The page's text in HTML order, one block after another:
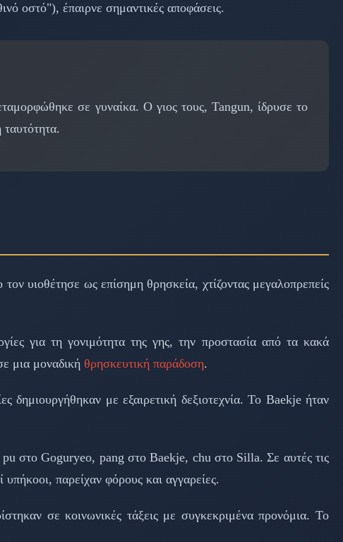
οστό"), έπαιρνε σημαντικές αποφάσεις.
σε γυναίκα. Ο γιος τους, Tangun, ίδρυσε το
ως επίσημη θρησκεία, χτίζοντας μεγαλοπρεπείς
για τη γονιμότητα της γης, την προστασία από τα κακά
μια μοναδική θρησκευτική παράδοση.
δημιουργήθηκαν με εξαιρετική δεξιοτεχνία. Το Baekje ήταν
pu στο Goguryeo, pang στο Baekje, chu στο Silla. Σε αυτές τις
παρείχαν φόρους και αγγαρείες.
σε κοινωνικές τάξεις με συγκεκριμένα προνόμια. Το